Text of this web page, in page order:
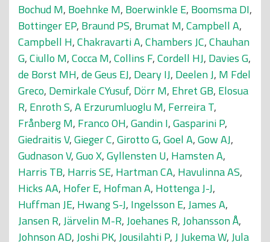
Bochud M, Boehnke M, Boerwinkle E, Boomsma DI,
Bottinger EP, Braund PS, Brumat M,Campbell A,
Campbell H,Chakravarti A,Chambers JC,Chauhan
G,Ciullo M,Cocca M,Collins F,Cordell HJ, Davies G,
de Borst MH,de Geus EJ, Deary IJ, Deelen J, M Fdel
Greco, Demirkale CYusuf, Dörr M, Ehret GB, Elosua
R, Enroth S,A Erzurumluoglu M, Ferreira T,
Frånberg M, Franco OH,Gandin I,Gasparini P,
Giedraitis V,Gieger C,Girotto G,Goel A,Gow AJ,
Gudnason V,Guo X,Gyllensten U, Hamsten A,
Harris TB, Harris SE, Hartman CA, Havulinna AS,
Hicks AA, Hofer E, Hofman A, Hottenga J-J,
Huffman JE, Hwang S-J, Ingelsson E,James A,
Jansen R,Järvelin M-R,Joehanes R,Johansson Å,
Johnson AD,Joshi PK,Jousilahti P,J Jukema W,Jula